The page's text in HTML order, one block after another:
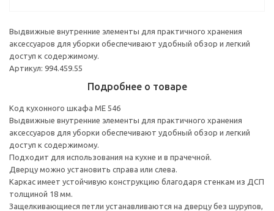
Выдвижные внутренние элементы для практичного хранения
аксессуаров для уборки обеспечивают удобный обзор и легкий
доступ к содержимому.
Артикул: 994.459.55
Подробнее о товаре
Код кухонного шкафа ME 546
Выдвижные внутренние элементы для практичного хранения
аксессуаров для уборки обеспечивают удобный обзор и легкий
доступ к содержимому.
Подходит для использования на кухне и в прачечной.
Дверцу можно установить справа или слева.
Каркас имеет устойчивую конструкцию благодаря стенкам из ДСП
толщиной 18 мм.
Защелкивающиеся петли устанавливаются на дверцу без шурупов,